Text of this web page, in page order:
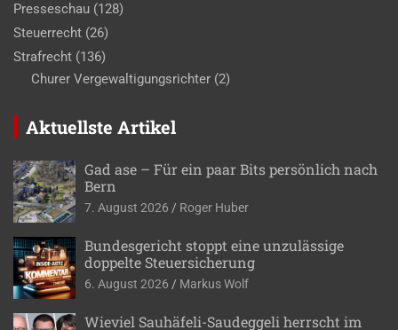
Presseschau (128)
Steuerrecht (26)
Strafrecht (136)
Churer Vergewaltigungsrichter (2)
Aktuellste Artikel
Gad ase – Für ein paar Bits persönlich nach
Bern
7. August 2026 Roger Huber
Bundesgericht stoppt eine unzulässige
doppelte Steuersicherung
6. August 2026 Markus Wolf
Wieviel Sauhäfeli-Saudeggeli herrscht im